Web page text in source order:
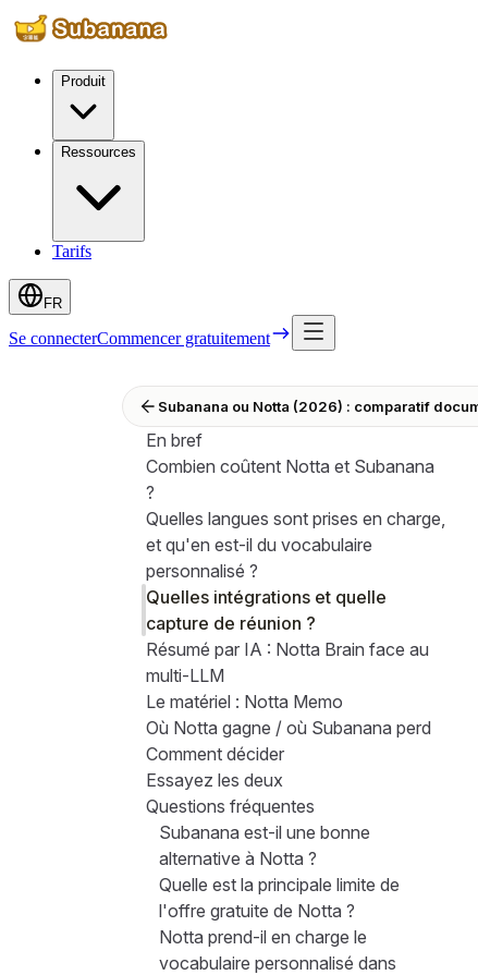
Produit
Ressources
Tarifs
FR
Se connecterCommencer gratuitement
Subanana ou Notta (2026) : comparatif
En bref
Combien coûtent Notta et Subanana
?
Quelles langues sont prises en charge,
et qu'en est-il du vocabulaire
personnalisé ?
Quelles intégrations et quelle
capture de réunion ?
Résumé par IA : Notta Brain face au
multi-LLM
Le matériel : Notta Memo
Où Notta gagne / où Subanana perd
Comment décider
Essayez les deux
Questions fréquentes
Subanana est-il une bonne
alternative à Notta ?
Quelle est la principale limite de
l'offre gratuite de Notta ?
Notta prend-il en charge le
vocabulaire personnalisé dans